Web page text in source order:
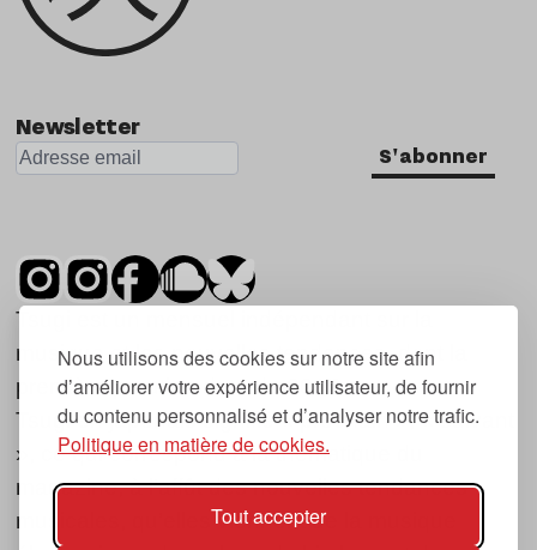
Nous utilisons des cookies sur notre site afin
d’améliorer votre expérience utilisateur, de fournir
du contenu personnalisé et d’analyser notre trafic.
Politique en matière de cookies.
Tout accepter
Newsletter
S'abonner
Tsugi est un mensuel indépendant sur la
musique et les nouvelles tendances, dont la
première parution date de 2007.
Tsugi en japonais signifie « prochain », « suivant
», ce qui correspond à la thématique du
magazine, à l’affût des nouvelles tendances
musicales, qu’elles viennent de la musique